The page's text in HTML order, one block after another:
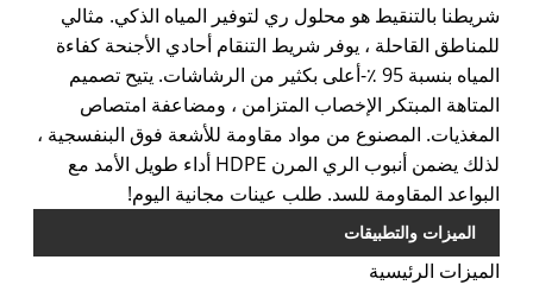
شريطنا بالتنقيط هو محلول ري لتوفير المياه الذكي. مثالي
للمناطق القاحلة ، يوفر شريط التنقام أحادي الأجنحة كفاءة
المياه بنسبة 95 ٪-أعلى بكثير من الرشاشات. يتيح تصميم
المتاهة المبتكر الإخصاب المتزامن ، ومضاعفة امتصاص
المغذيات. المصنوع من مواد مقاومة للأشعة فوق البنفسجية ،
لذلك يضمن أنبوب الري المرن HDPE أداء طويل الأمد مع
البواعد المقاومة للسد. طلب عينات مجانية اليوم!
الميزات والتطبيقات
الميزات الرئيسية